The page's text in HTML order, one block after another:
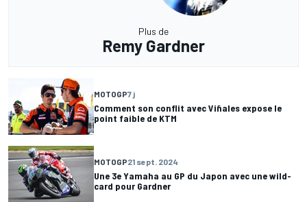
Plus de
Remy Gardner
MOTOGP7 j
Comment son conflit avec Viñales expose le
point faible de KTM
MOTOGP21 sept. 2024
Une 3e Yamaha au GP du Japon avec une wild-
card pour Gardner